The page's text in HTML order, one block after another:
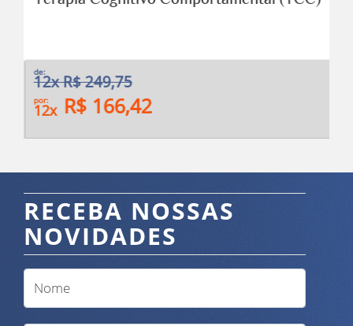
de:
12x R$ 249,75
por:
12x R$ 166,42
RECEBA NOSSAS
NOVIDADES